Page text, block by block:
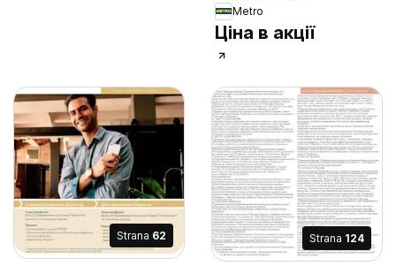
Metro
Ціна в акції
Strana 62 Strana 124